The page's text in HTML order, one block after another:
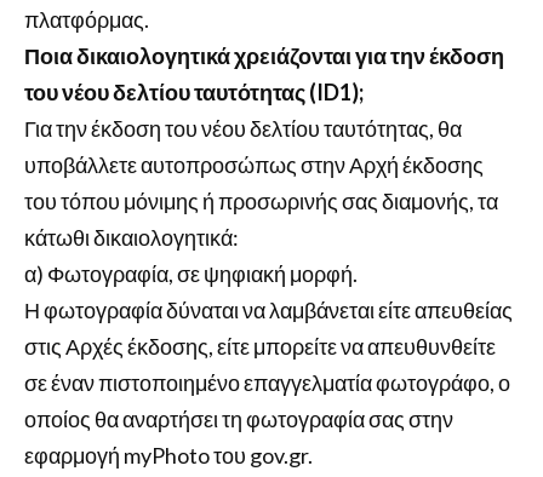
πλατφόρμας.
Ποια δικαιολογητικά χρειάζονται για την έκδοση
του νέου δελτίου ταυτότητας (ID1);
Για την έκδοση του νέου δελτίου ταυτότητας, θα
υποβάλλετε αυτοπροσώπως στην Αρχή έκδοσης
του τόπου μόνιμης ή προσωρινής σας διαμονής, τα
κάτωθι δικαιολογητικά:
α) Φωτογραφία, σε ψηφιακή μορφή.
Η φωτογραφία δύναται να λαμβάνεται είτε απευθείας
στις Αρχές έκδοσης, είτε μπορείτε να απευθυνθείτε
σε έναν πιστοποιημένο επαγγελματία φωτογράφο, ο
οποίος θα αναρτήσει τη φωτογραφία σας στην
εφαρμογή myPhoto του gov.gr.